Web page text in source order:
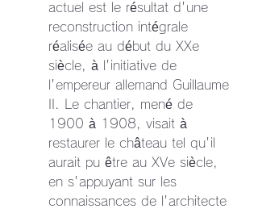
actuel est le résultat d'une
reconstruction intégrale
réalisée au début du XXe
siècle, à l'initiative de
l'empereur allemand Guillaume
II. Le chantier, mené de
1900 à 1908, visait à
restaurer le château tel qu'il
aurait pu être au XVe siècle,
en s'appuyant sur les
connaissances de l'architecte